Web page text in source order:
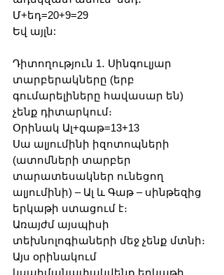
Մ+եդ=20+9=29
Եվ այլն:
Դիտողություն 1․ Սինգուլյար
տարբերակները (երբ
գումարելիները հավասար են)
չենք դիտարկում։
Օրինակ Ալ+գաթ=13+13
Սա ալյումինի իզոտոպների
(ատոմների տարբեր
տարատեսակներ ունեցող
ալյումինի) – Ալ և Գաթ – սինթեզից
երկաթի ստացում է։
Առայժմ այսպիսի
տեխնոլոգիաների մեջ չենք մտնի։
Այս օրինակում